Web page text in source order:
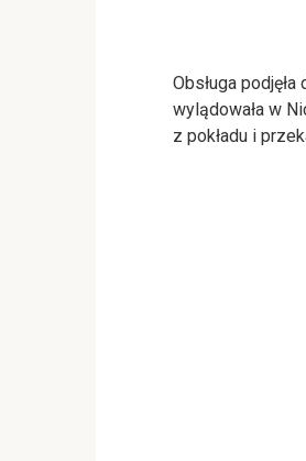
Obsługa
wylądowała w
z pokładu i